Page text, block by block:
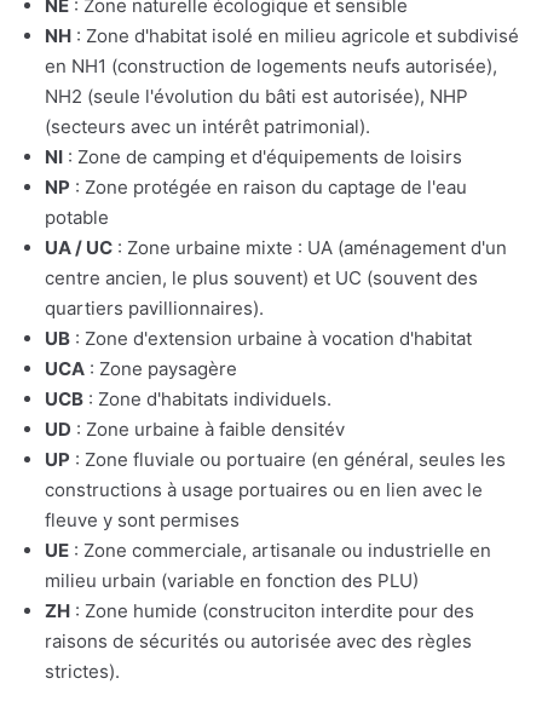
NE : Zone naturelle écologique et sensible
NH : Zone d'habitat isolé en milieu agricole et subdivisé
en NH1 (construction de logements neufs autorisée),
NH2 (seule l'évolution du bâti est autorisée), NHP
(secteurs avec un intérêt patrimonial).
NI : Zone de camping et d'équipements de loisirs
NP : Zone protégée en raison du captage de l'eau
potable
UA / UC : Zone urbaine mixte : UA (aménagement d'un
centre ancien, le plus souvent) et UC (souvent des
quartiers pavillionnaires).
UB : Zone d'extension urbaine à vocation d'habitat
UCA : Zone paysagère
UCB : Zone d'habitats individuels.
UD : Zone urbaine à faible densitév
UP : Zone fluviale ou portuaire (en général, seules les
constructions à usage portuaires ou en lien avec le
fleuve y sont permises
UE : Zone commerciale, artisanale ou industrielle en
milieu urbain (variable en fonction des PLU)
ZH : Zone humide (construciton interdite pour des
raisons de sécurités ou autorisée avec des règles
strictes).